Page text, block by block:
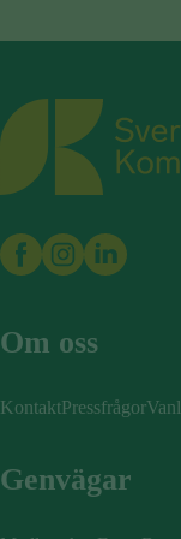
Sveriges
Om oss
KontaktPressfrågor
Genvägar